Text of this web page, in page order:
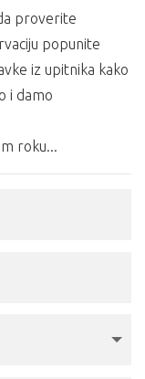
proverite
popunite
iz upitnika kako
i damo
roku...